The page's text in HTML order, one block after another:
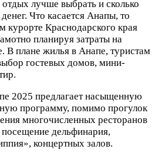
отдых лучше выбрать и сколько
Что касается Анапы, то
курорте Краснодарского края
планируя затраты на
В плане жилья в Анапе, туристам
гостевых домов, мини-
2025 предлагает насыщенную
программу, помимо прогулок
многочисленных ресторанов
дельфинария,
концертных залов.